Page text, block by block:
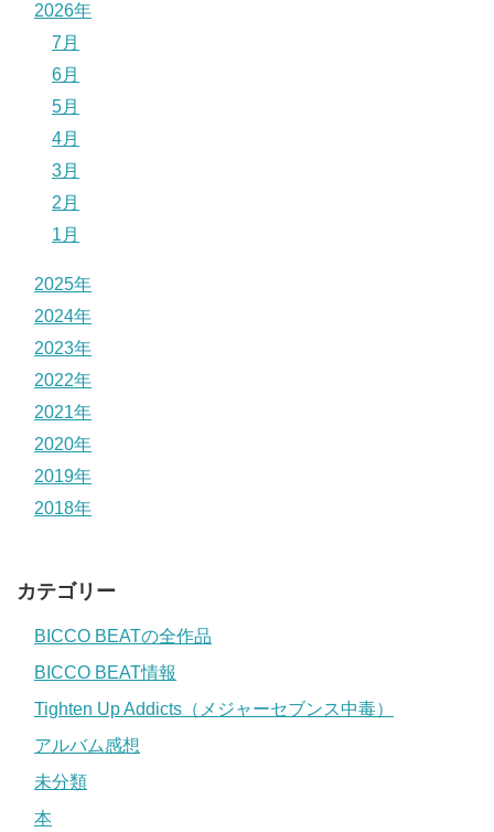
2026年
7月
6月
5月
4月
3月
2月
1月
2025年
2024年
2023年
2022年
2021年
2020年
2019年
2018年
カテゴリー
BICCO BEATの全作品
BICCO BEAT情報
Tighten Up Addicts（メジャーセブンス中毒）
アルバム感想
未分類
本